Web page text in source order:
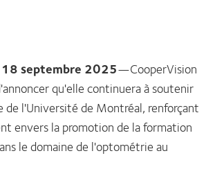
18 septembre 2025—CooperVision
qu'elle continuera à soutenir
de l'Université de Montréal, renforçant
envers la promotion de la formation
le domaine de l'optométrie au